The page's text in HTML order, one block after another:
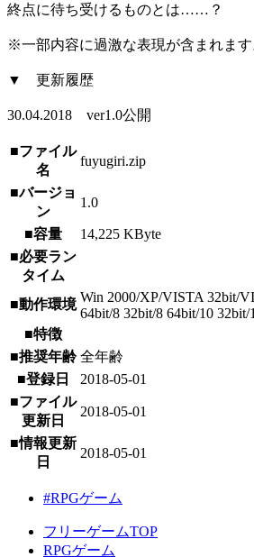
終点に待ち受けるものとは……？
※一部内容に過激な表現が含まれます
▼ 更新履歴
30.04.2018 ver1.0公開
■ファイル
名
fuyugiri.zip
■バージョ
ン
1.0
■容量
14,225 KByte
■必要ラン
タイム
■動作環境 Win 2000/XP/VISTA 32bit/
64bit/8 32bit/8 64bit/10 32bit/
■特徴
■推奨年齢 全年齢
■登録日
2018-05-01
■ファイル
更新日
2018-05-01
■情報更新
日
2018-05-01
#RPGゲーム
フリーゲームTOP
RPGゲーム